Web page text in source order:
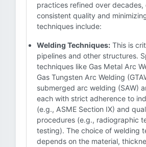
practices refined over decades,
consistent quality and
techniques include:
Welding Techniques: This is
pipelines and other structures.
techniques like Gas Metal Arc
Gas Tungsten Arc Welding
submerged arc welding (SAW)
each with strict adherence to
(e.g., ASME Section IX) and
procedures (e.g., radiographic
testing). The choice of welding
depends on the material,